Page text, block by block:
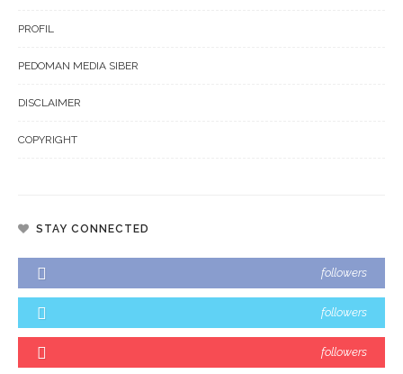
PROFIL
PEDOMAN MEDIA SIBER
DISCLAIMER
COPYRIGHT
STAY CONNECTED
followers
followers
followers